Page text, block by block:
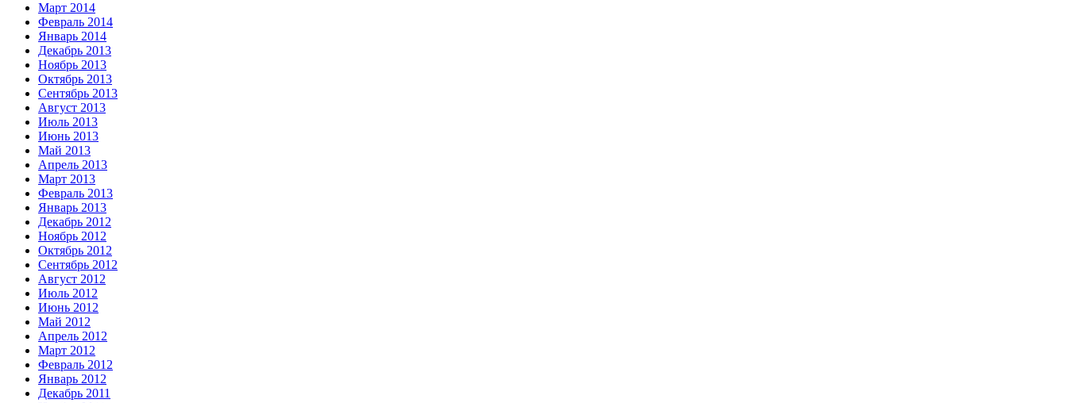
Март 2014
Февраль 2014
Январь 2014
Декабрь 2013
Ноябрь 2013
Октябрь 2013
Сентябрь 2013
Август 2013
Июль 2013
Июнь 2013
Май 2013
Апрель 2013
Март 2013
Февраль 2013
Январь 2013
Декабрь 2012
Ноябрь 2012
Октябрь 2012
Сентябрь 2012
Август 2012
Июль 2012
Июнь 2012
Май 2012
Апрель 2012
Март 2012
Февраль 2012
Январь 2012
Декабрь 2011